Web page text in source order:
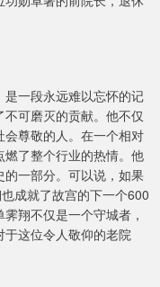
一段永远难以忘怀的记
可磨灭的贡献。他不仅
尊敬的人。在一个相对
了整个行业的热情。他
一部分。可以说，如果
成就了故宫的下一个600
翔不仅是一个守城者，
这位令人敬仰的老院